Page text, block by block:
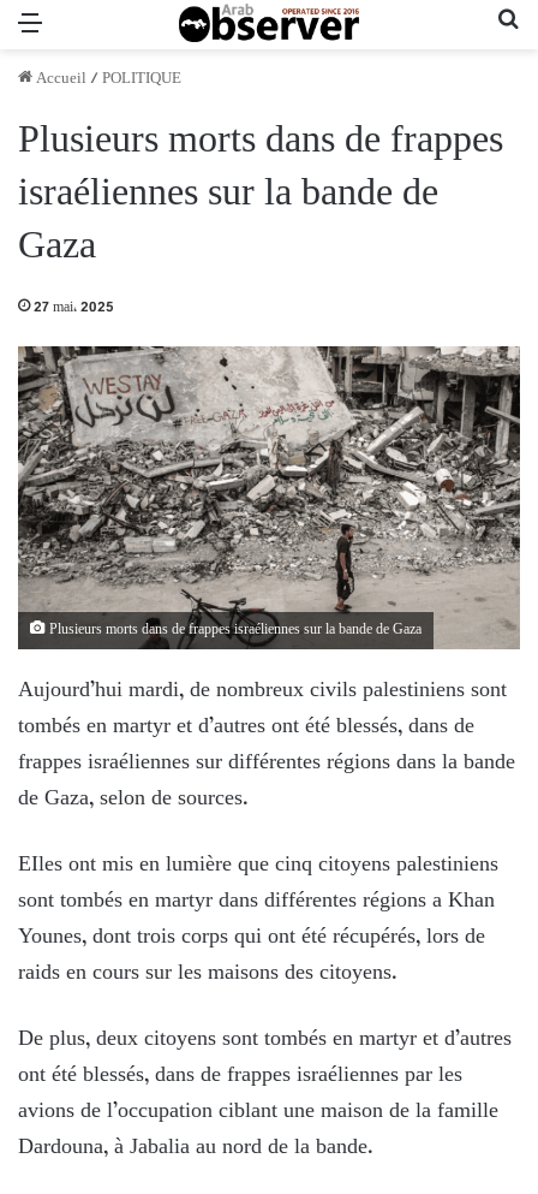
Accueil /POLITIQUE
Plusieurs morts dans de frappes
israéliennes sur la bande de
Gaza
27 mai، 2025
Plusieurs morts dans de frappes israéliennes sur la bande de Gaza
Aujourd’hui mardi, de nombreux civils palestiniens sont
tombés en martyr et d’autres ont été blessés, dans de
frappes israéliennes sur différentes régions dans la bande
de Gaza, selon de sources.
EIles ont mis en lumière que cinq citoyens palestiniens
sont tombés en martyr dans différentes régions a Khan
Younes, dont trois corps qui ont été récupérés, lors de
raids en cours sur les maisons des citoyens.
De plus, deux citoyens sont tombés en martyr et d’autres
ont été blessés, dans de frappes israéliennes par les
avions de l’occupation ciblant une maison de la famille
Dardouna, à Jabalia au nord de la bande.